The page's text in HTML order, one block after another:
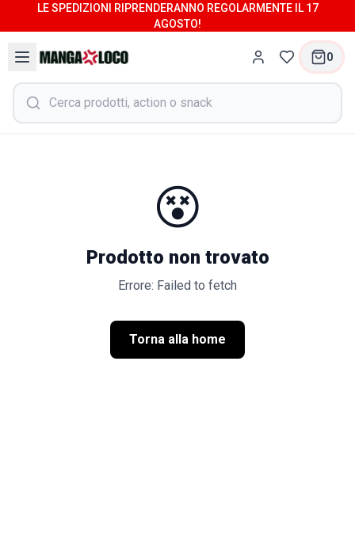
LE SPEDIZIONI RIPRENDERANNO REGOLARMENTE IL 17
AGOSTO!
0
😵
Prodotto non trovato
Errore: Failed to fetch
Torna alla home